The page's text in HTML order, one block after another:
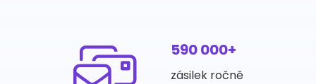
590 000+
zásilek ročně